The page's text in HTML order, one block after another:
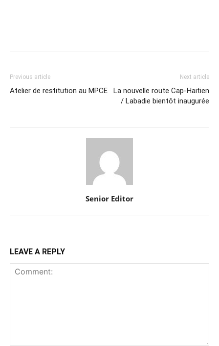
Previous article
Atelier de restitution au MPCE
Next article
La nouvelle route Cap-Haitien
/ Labadie bientôt inaugurée
Senior Editor
LEAVE A REPLY